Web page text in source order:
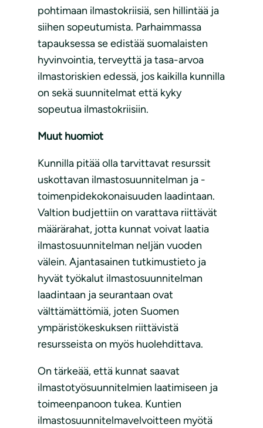
pohtimaan ilmastokriisiä, sen hillintää ja
siihen sopeutumista. Parhaimmassa
tapauksessa se edistää suomalaisten
hyvinvointia, terveyttä ja tasa-arvoa
ilmastoriskien edessä, jos kaikilla kunnilla
on sekä suunnitelmat että kyky
sopeutua ilmastokriisiin.
Muut huomiot
Kunnilla pitää olla tarvittavat resurssit
uskottavan ilmastosuunnitelman ja -
toimenpidekokonaisuuden laadintaan.
Valtion budjettiin on varattava riittävät
määrärahat, jotta kunnat voivat laatia
ilmastosuunnitelman neljän vuoden
välein. Ajantasainen tutkimustieto ja
hyvät työkalut ilmastosuunnitelman
laadintaan ja seurantaan ovat
välttämättömiä, joten Suomen
ympäristökeskuksen riittävistä
resursseista on myös huolehdittava.
On tärkeää, että kunnat saavat
ilmastotyösuunnitelmien laatimiseen ja
toimeenpanoon tukea. Kuntien
ilmastosuunnitelmavelvoitteen myötä